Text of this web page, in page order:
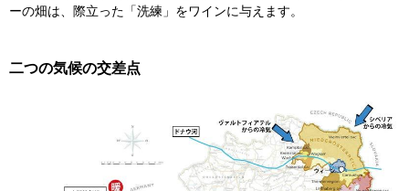
ーの畑は、際立った「洗練」をワインに与えます。
二つの気候の交差点